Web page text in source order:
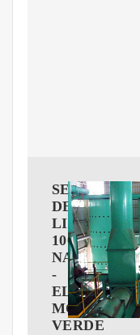
SEMILLA
DE
LINAZA
100%
NATURAL
-
EL
MOLINO
VERDE